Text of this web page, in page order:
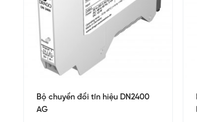
Bộ chuyển đổi tín hiệu DN2400
AG